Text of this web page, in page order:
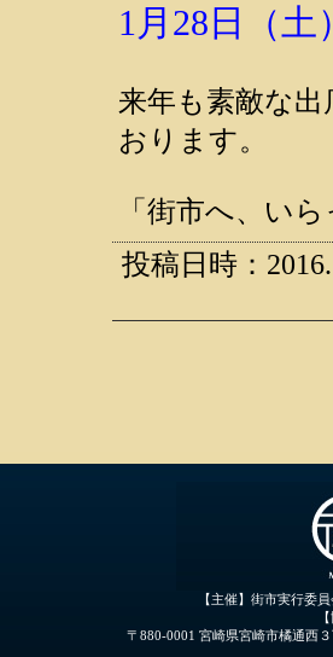
1月28日（
来年も素敵な
おります。
「街市へ、い
投稿日時：
【主催】街市実行委
〒880-0001 宮崎県宮崎市橘通西